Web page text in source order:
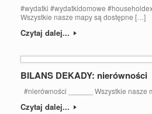
#wydatki #wydatkidomowe
Wszystkie nasze mapy są dostępne […]
Czytaj dalej...
BILANS DEKADY: nierówności
#nierówności ______ Wszystkie nasze
Czytaj dalej...